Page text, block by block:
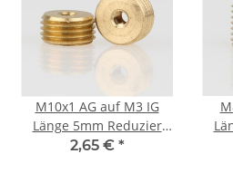
M10x1 AG auf M3 IG
Länge 5mm Reduzier
Gewinde-Adapter
2,65 € *